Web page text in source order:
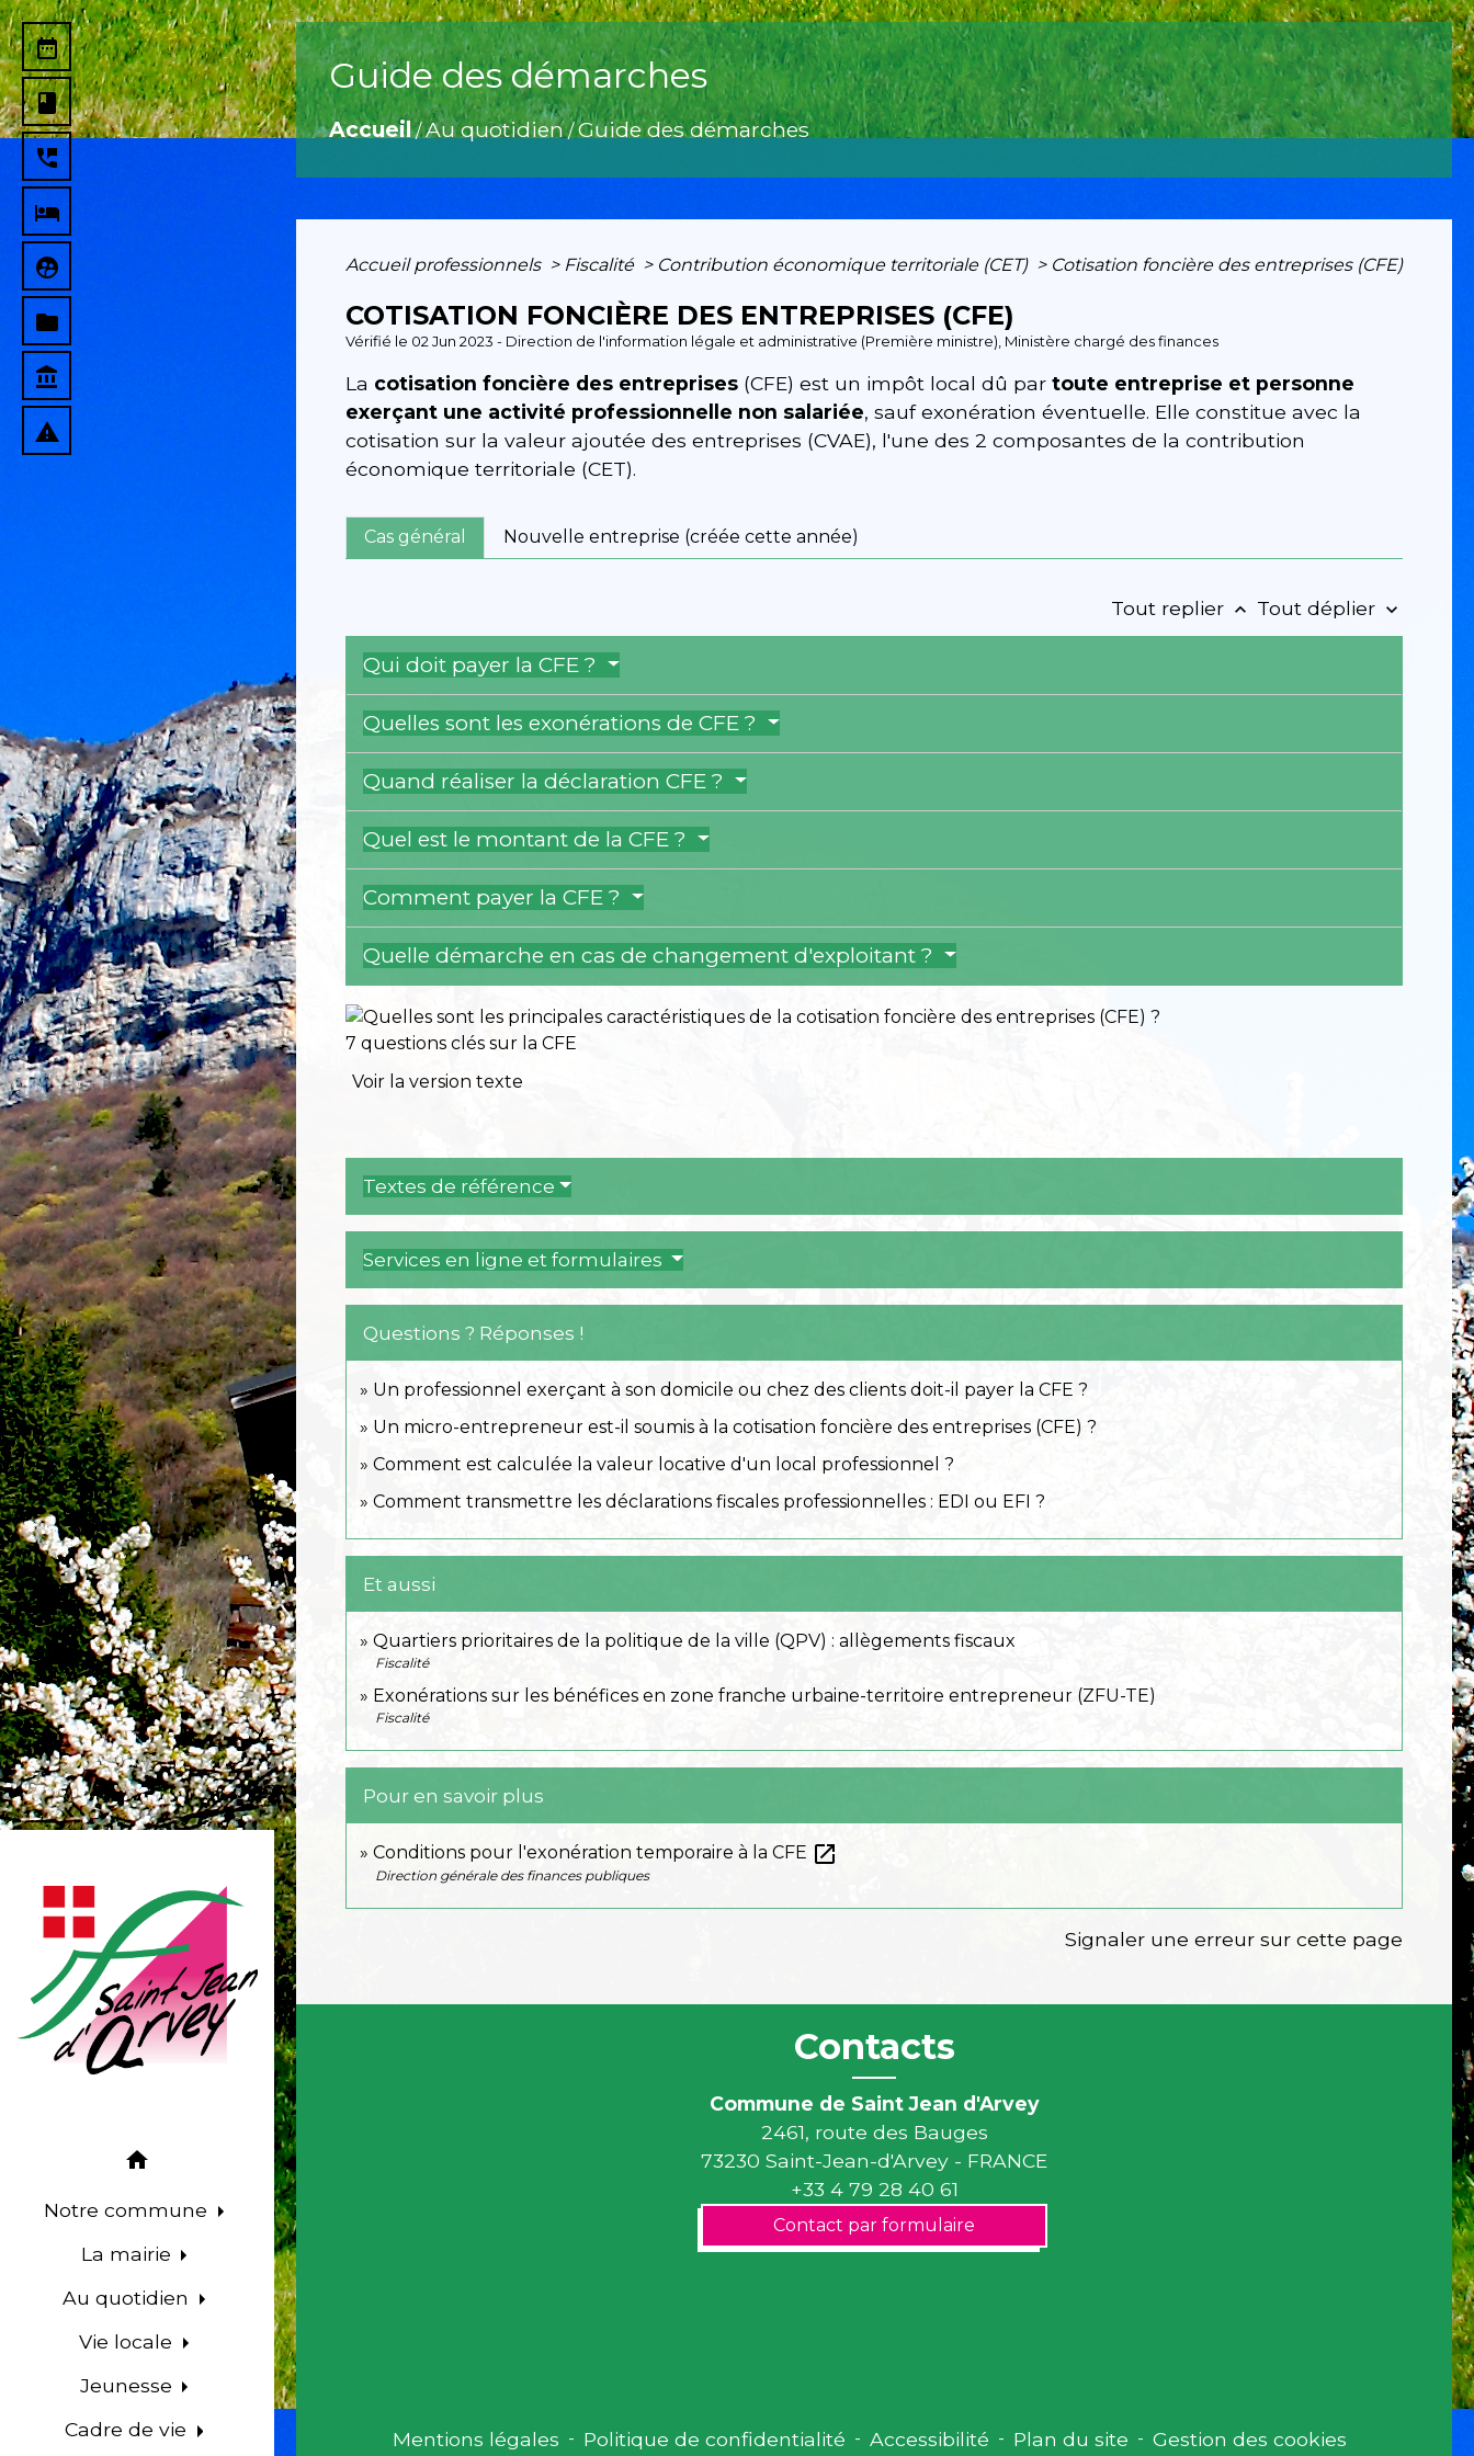
home
Notre commune
La mairie
Au quotidien
Vie locale
Jeunesse
Cadre de vie
Guide des démarches
Accueil/Au quotidien/Guide des démarches
date_range
book
perm_phone_msg
local_hotel
supervised_user_circle
folder
account_balance
report_problem
Accueil professionnels > Fiscalité > Contribution économique territoriale (CET) > Cotisation foncière des entreprises (CFE)
COTISATION FONCIÈRE DES ENTREPRISES (CFE)
Vérifié le 02 Jun 2023 - Direction de l'information légale et administrative (Première ministre), Ministère chargé des finances
La cotisation foncière des entreprises (CFE) est un impôt local dû par toute entreprise et personne
exerçant une activité professionnelle non salariée, sauf exonération éventuelle. Elle constitue avec la
cotisation sur la valeur ajoutée des entreprises (CVAE), l'une des 2 composantes de la contribution
économique territoriale (CET).
Cas général Nouvelle entreprise (créée cette année)
Tout replier keyboard_arrow_up Tout déplier keyboard_arrow_down
Qui doit payer la CFE ?
Quelles sont les exonérations de CFE ?
Quand réaliser la déclaration CFE ?
Quel est le montant de la CFE ?
Comment payer la CFE ?
Quelle démarche en cas de changement d'exploitant ?
7 questions clés sur la CFE
Voir la version texte
Textes de référence
Services en ligne et formulaires
Questions ? Réponses !
Un professionnel exerçant à son domicile ou chez des clients doit-il payer la CFE ?
Un micro-entrepreneur est-il soumis à la cotisation foncière des entreprises (CFE) ?
Comment est calculée la valeur locative d'un local professionnel ?
Comment transmettre les déclarations fiscales professionnelles : EDI ou EFI ?
Et aussi
Quartiers prioritaires de la politique de la ville (QPV) : allègements fiscaux
Fiscalité
Exonérations sur les bénéfices en zone franche urbaine-territoire entrepreneur (ZFU-TE)
Fiscalité
Pour en savoir plus
Conditions pour l'exonération temporaire à la CFE open_in_new
Direction générale des finances publiques
Signaler une erreur sur cette page
Contacts
Commune de Saint Jean d'Arvey
2461, route des Bauges
73230 Saint-Jean-d'Arvey - FRANCE
+33 4 79 28 40 61
Contact par formulaire
Mentions légales - Politique de confidentialité - Accessibilité - Plan du site - Gestion des cookies